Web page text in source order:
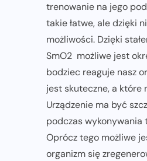
trenowanie na jego
takie łatwe, ale dzięki
możliwości. Dzięki
SmO2 możliwe jest
bodziec reaguje nasz
jest skuteczne, a które
Urządzenie ma być
podczas wykonywania
Oprócz tego możliwe
organizm się